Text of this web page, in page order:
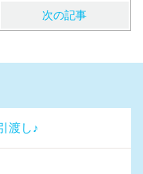
次の記事
渡し♪